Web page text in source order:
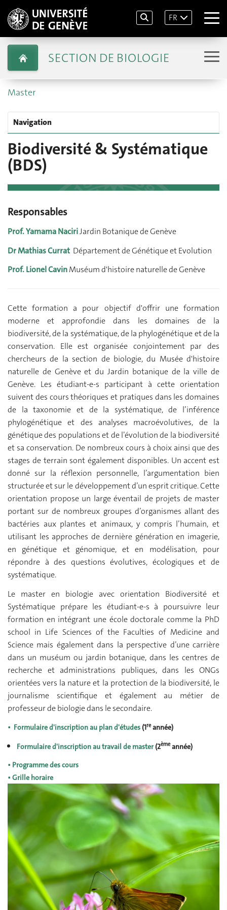
FR
SECTION DE BIOLOGIE
Master
Navigation
Biodiversité & Systématique
(BDS)
Responsables
Prof. Yamama NaciriJardin Botanique de Genève
Dr Mathias Currat Département de Génétique et Evolution
Prof. Lionel CavinMuséum d'histoire naturelle de Genève
Cette formation a pour objectif d'offrir une formation
moderne et approfondie dans les domaines de la
biodiversité, de la systématique, de la phylogénétique et de la
conservation. Elle est organisée conjointement par des
chercheurs de la section de biologie, du Musée d'histoire
naturelle de Genève et du Jardin botanique de la ville de
Genève. Les étudiant-e-s participant à cette orientation
suivent des cours théoriques et pratiques dans les domaines
de la taxonomie et de la systématique, de l’inférence
phylogénétique et des analyses macroévolutives, de la
génétique des populations et de l’évolution de la biodiversité
et sa conservation. De nombreux cours à choix ainsi que des
stages de terrain sont également disponibles. Un accent est
donné sur la réflexion personnelle, l’argumentation bien
structurée et sur le développement d’un esprit critique. Cette
orientation propose un large éventail de projets de master
portant sur de nombreux groupes d’organismes allant des
bactéries aux plantes et animaux, y compris l’humain, et
utilisant les approches de dernière génération en imagerie,
en génétique et génomique, et en modélisation, pour
répondre à des questions évolutives, écologiques et de
systématique.
Le master en biologie avec orientation Biodiversité et
Systématique prépare les étudiant-e-s à poursuivre leur
formation en intégrant une école doctorale comme la PhD
school in Life Sciences of the Faculties of Medicine and
Science mais également dans la perspective d’une carrière
dans un muséum ou jardin botanique, dans les centres de
recherche et administrations publiques, dans les ONGs
orientées vers la nature et la protection de la biodiversité, le
journalisme scientifique et également au métier de
professeur de biologie dans le secondaire.
▪ Formulaire d'inscription au plan d'études (1reannée)
Formulaire d'inscription au travail de master (2èmeannée)
▪ Programme des cours
▪ Grille horaire